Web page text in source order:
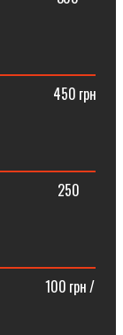
грн
грн /